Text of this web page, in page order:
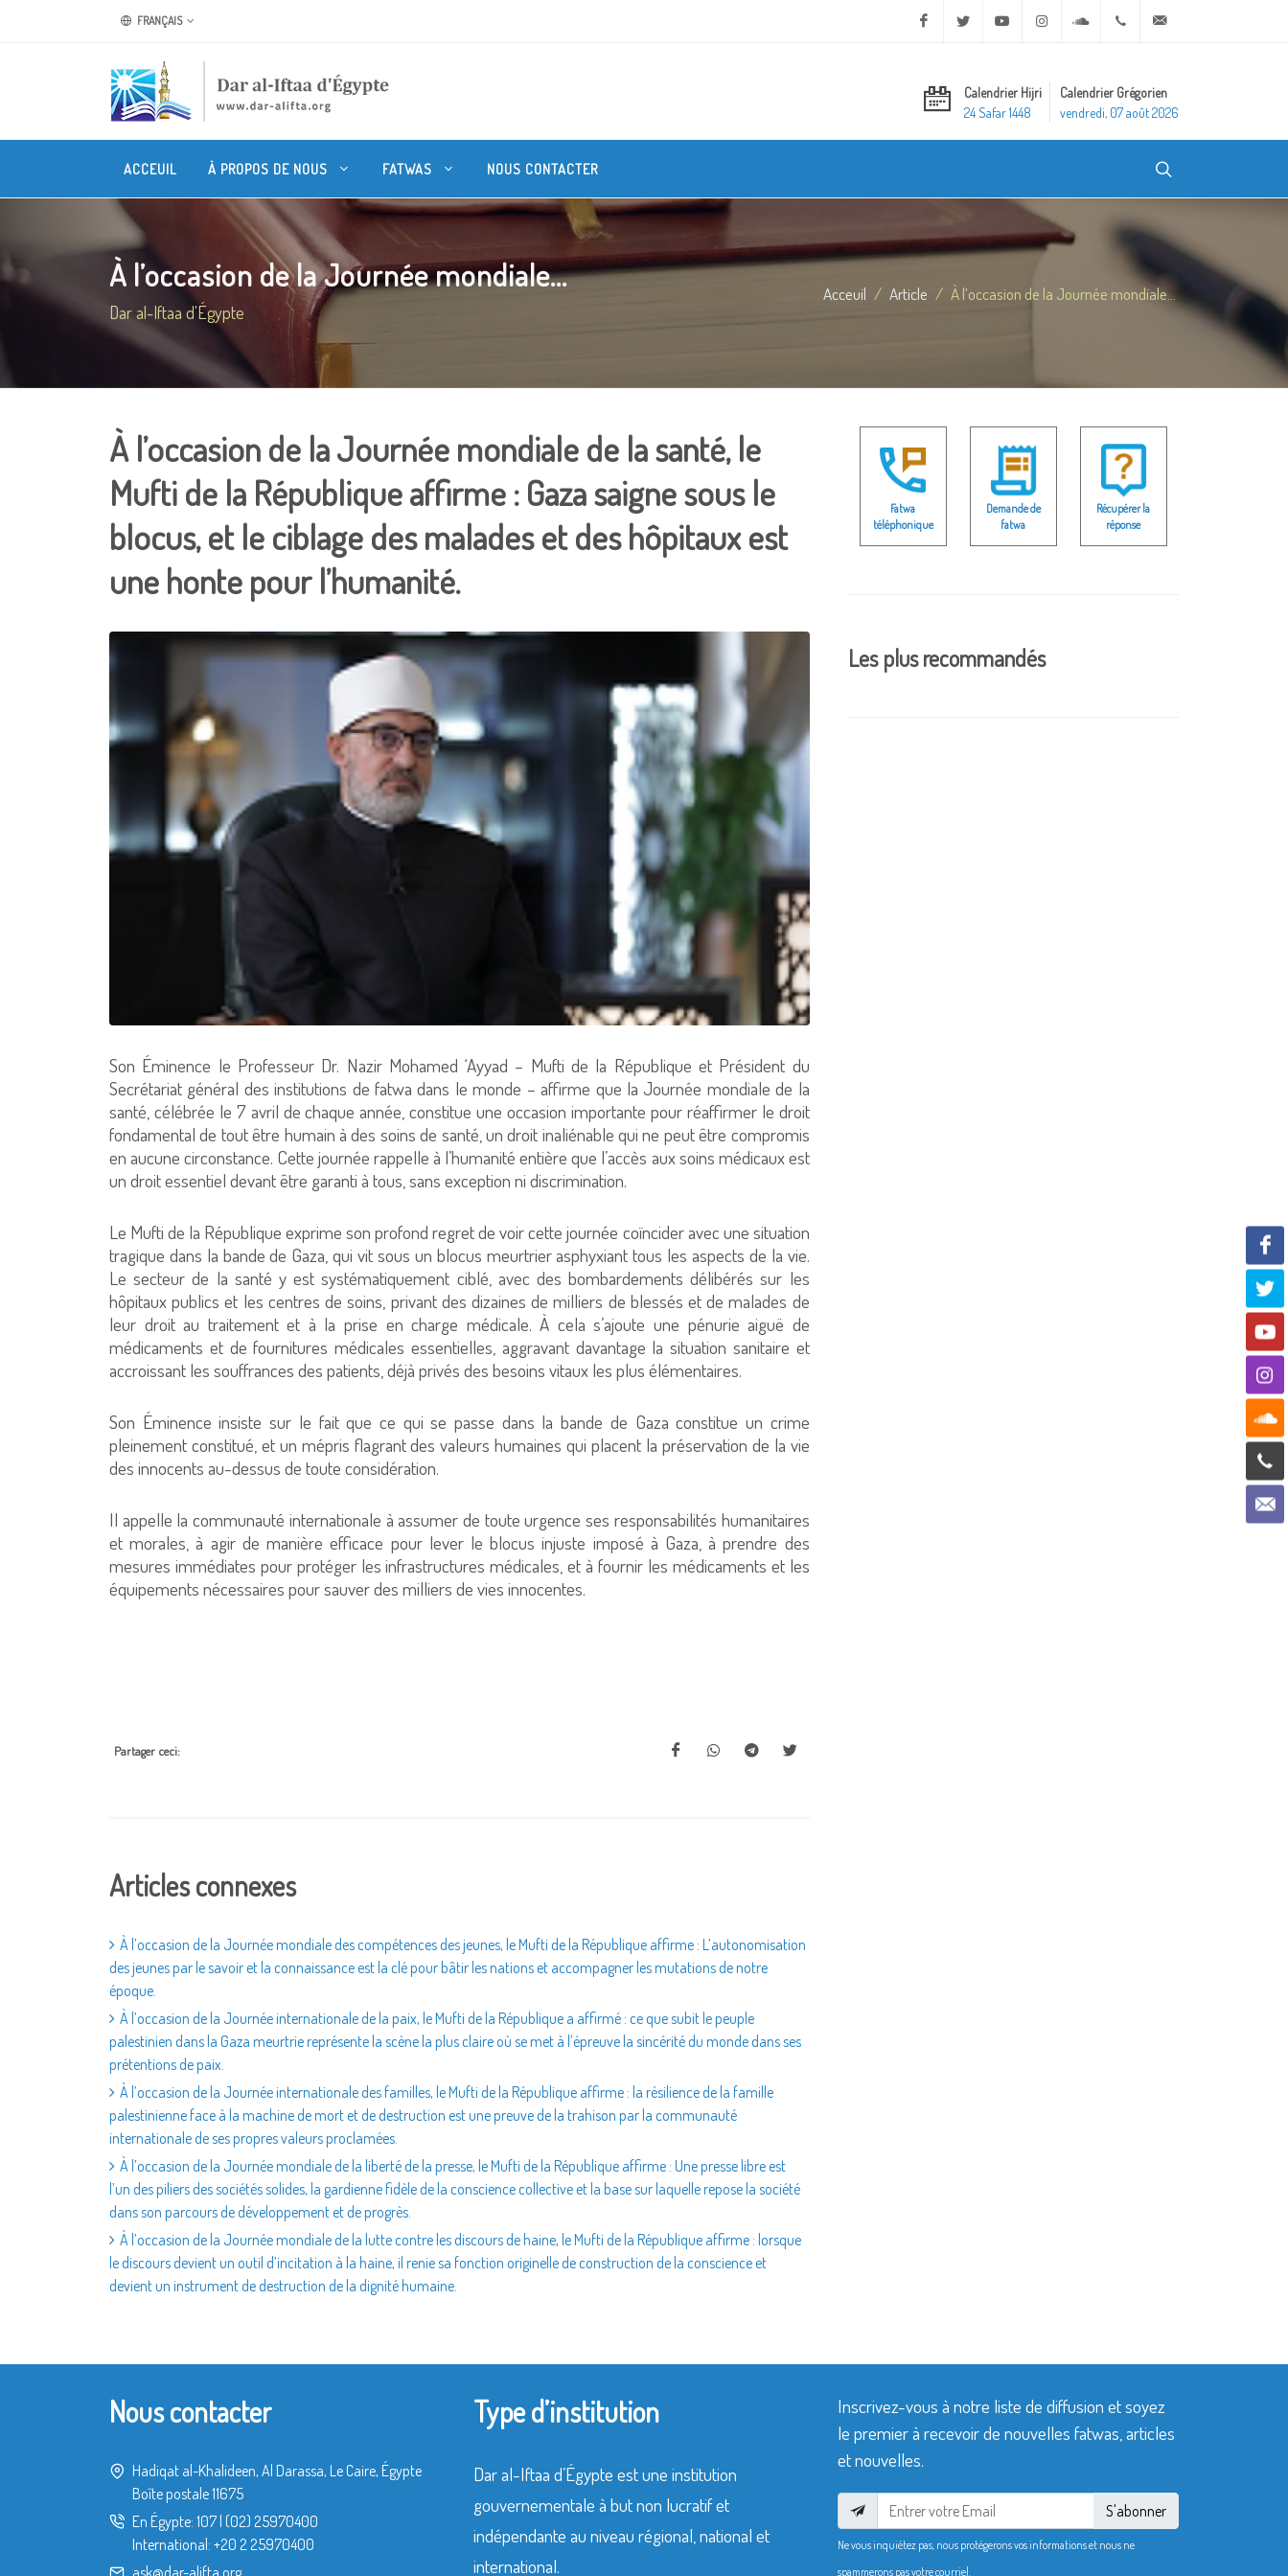
FRANÇAIS Facebook Twitter Youtube Instagram Soundcloud+20 2 25970400
Calendrier Hijri
24 Safar 1448
Calendrier Grégorien
vendredi, 07 août 2026
ACCEUIL À PROPOS DE NOUS FATWAS NOUS CONTACTER
À l’occasion de la Journée mondiale...
Dar al-Iftaa d'Égypte
Acceuil Article À l’occasion de la Journée mondiale...
À l’occasion de la Journée mondiale de la santé, le
Mufti de la République affirme : Gaza saigne sous le
blocus, et le ciblage des malades et des hôpitaux est
une honte pour l’humanité.
Son Éminence le Professeur Dr. Nazir Mohamed ‘Ayyad – Mufti de la République et Président du
Secrétariat général des institutions de fatwa dans le monde – affirme que la Journée mondiale de la
santé, célébrée le 7 avril de chaque année, constitue une occasion importante pour réaffirmer le droit
fondamental de tout être humain à des soins de santé, un droit inaliénable qui ne peut être compromis
en aucune circonstance. Cette journée rappelle à l’humanité entière que l’accès aux soins médicaux est
un droit essentiel devant être garanti à tous, sans exception ni discrimination.
Le Mufti de la République exprime son profond regret de voir cette journée coïncider avec une situation
tragique dans la bande de Gaza, qui vit sous un blocus meurtrier asphyxiant tous les aspects de la vie.
Le secteur de la santé y est systématiquement ciblé, avec des bombardements délibérés sur les
hôpitaux publics et les centres de soins, privant des dizaines de milliers de blessés et de malades de
leur droit au traitement et à la prise en charge médicale. À cela s’ajoute une pénurie aiguë de
médicaments et de fournitures médicales essentielles, aggravant davantage la situation sanitaire et
accroissant les souffrances des patients, déjà privés des besoins vitaux les plus élémentaires.
Son Éminence insiste sur le fait que ce qui se passe dans la bande de Gaza constitue un crime
pleinement constitué, et un mépris flagrant des valeurs humaines qui placent la préservation de la vie
des innocents au-dessus de toute considération.
Il appelle la communauté internationale à assumer de toute urgence ses responsabilités humanitaires
et morales, à agir de manière efficace pour lever le blocus injuste imposé à Gaza, à prendre des
mesures immédiates pour protéger les infrastructures médicales, et à fournir les médicaments et les
équipements nécessaires pour sauver des milliers de vies innocentes.
Partager ceci:
Articles connexes
À l’occasion de la Journée mondiale des compétences des jeunes, le Mufti de la République affirme : L’autonomisation
des jeunes par le savoir et la connaissance est la clé pour bâtir les nations et accompagner les mutations de notre
époque.
À l’occasion de la Journée internationale de la paix, le Mufti de la République a affirmé : ce que subit le peuple
palestinien dans la Gaza meurtrie représente la scène la plus claire où se met à l’épreuve la sincérité du monde dans ses
prétentions de paix.
À l’occasion de la Journée internationale des familles, le Mufti de la République affirme : la résilience de la famille
palestinienne face à la machine de mort et de destruction est une preuve de la trahison par la communauté
internationale de ses propres valeurs proclamées.
À l’occasion de la Journée mondiale de la liberté de la presse, le Mufti de la République affirme : Une presse libre est
l’un des piliers des sociétés solides, la gardienne fidèle de la conscience collective et la base sur laquelle repose la société
dans son parcours de développement et de progrès.
À l’occasion de la Journée mondiale de la lutte contre les discours de haine, le Mufti de la République affirme : lorsque
le discours devient un outil d’incitation à la haine, il renie sa fonction originelle de construction de la conscience et
devient un instrument de destruction de la dignité humaine.
Fatwa
téléphonique
Demande de
fatwa
Récupérer la
réponse
Les plus recommandés
Nous contacter
Hadiqat al-Khalideen, Al Darassa, Le Caire, Égypte
Boîte postale 11675
En Égypte: 107| (02) 25970400
International: +20 2 25970400
ask@dar-alifta.org
Type d’institution
Dar al-Iftaa d’Égypte est une institution
gouvernementale à but non lucratif et
indépendante au niveau régional, national et
international.
Inscrivez-vous à notre liste de diffusion et soyez
le premier à recevoir de nouvelles fatwas, articles
et nouvelles.
S'abonner
Ne vous inquiétez pas, nous protégerons vos informations et nous ne
spammerons pas votre courriel.